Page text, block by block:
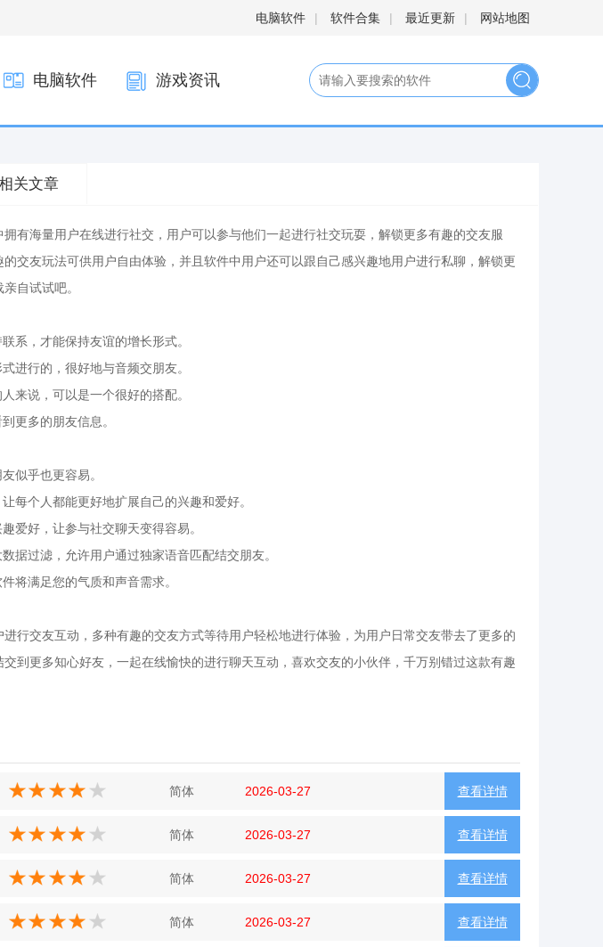
电脑软件 | 软件合集 | 最近更新 | 网站地图
电脑软件 游戏资讯
关文章
有海量用户在线进行社交，用户可以参与他们一起进行社交玩耍，解锁更多有趣的交友服
交友玩法可供用户自由体验，并且软件中用户还可以跟自己感兴趣地用户进行私聊，解锁更
自试试吧。
系，才能保持友谊的增长形式。
进行的，很好地与音频交朋友。
来说，可以是一个很好的搭配。
更多的朋友信息。
似乎也更容易。
每个人都能更好地扩展自己的兴趣和爱好。
爱好，让参与社交聊天变得容易。
据过滤，允许用户通过独家语音匹配结交朋友。
将满足您的气质和声音需求。
行交友互动，多种有趣的交友方式等待用户轻松地进行体验，为用户日常交友带去了更多的
到更多知心好友，一起在线愉快的进行聊天互动，喜欢交友的小伙伴，千万别错过这款有趣
查看详情
简体 2026-03-27
查看详情
简体 2026-03-27
查看详情
简体 2026-03-27
查看详情
简体 2026-03-27